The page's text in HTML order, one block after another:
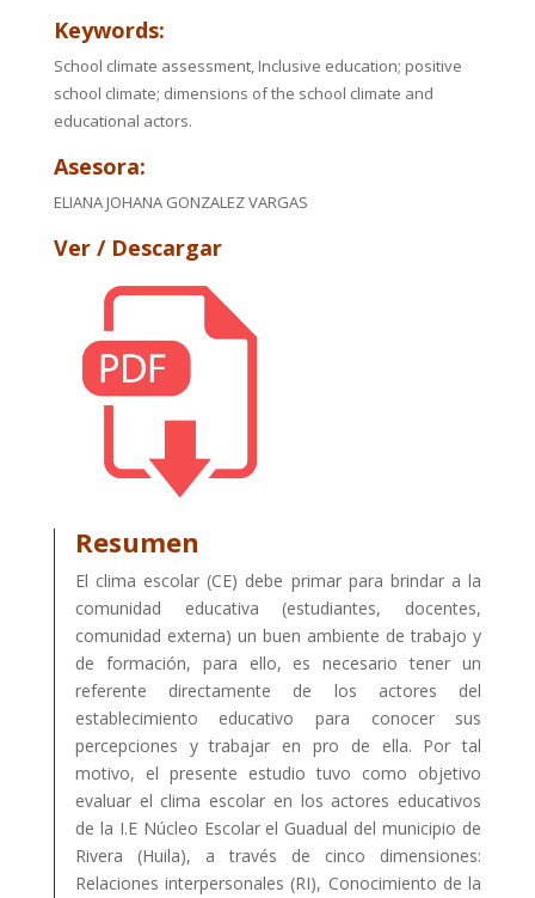
Keywords:
School climate assessment, Inclusive education; positive
school climate; dimensions of the school climate and
educational actors.
Asesora:
ELIANA JOHANA GONZALEZ VARGAS
Ver / Descargar
Resumen
El clima escolar (CE) debe primar para brindar a la
comunidad educativa (estudiantes, docentes,
comunidad externa) un buen ambiente de trabajo y
de formación, para ello, es necesario tener un
referente directamente de los actores del
establecimiento educativo para conocer sus
percepciones y trabajar en pro de ella. Por tal
motivo, el presente estudio tuvo como objetivo
evaluar el clima escolar en los actores educativos
de la I.E Núcleo Escolar el Guadual del municipio de
Rivera (Huila), a través de cinco dimensiones:
Relaciones interpersonales (RI), Conocimiento de la